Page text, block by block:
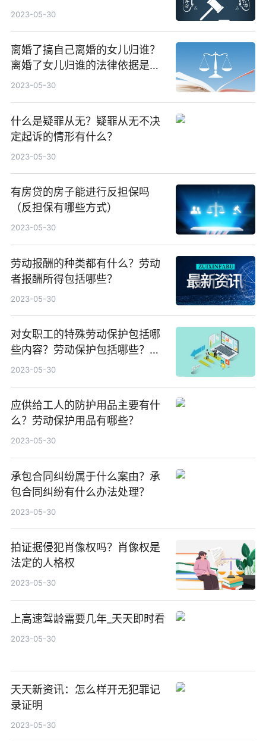
类
2023-05-30
离婚了搞自己离婚的女儿归谁？
离婚了女儿归谁的法律依据是什
么？
2023-05-30
什么是疑罪从无？疑罪从无不决
定起诉的情形有什么？
2023-05-30
有房贷的房子能进行反担保吗
（反担保有哪些方式）
2023-05-30
劳动报酬的种类都有什么？劳动
者报酬所得包括哪些？
2023-05-30
对女职工的特殊劳动保护包括哪
些内容？劳动保护包括哪些？劳
动保护用品有哪些？
2023-05-30
应供给工人的防护用品主要有什
么？劳动保护用品有哪些？
2023-05-30
承包合同纠纷属于什么案由？承
包合同纠纷有什么办法处理？
2023-05-30
拍证据侵犯肖像权吗？肖像权是
法定的人格权
2023-05-30
上高速驾龄需要几年_天天即时看
2023-05-30
天天新资讯：怎么样开无犯罪记
录证明
2023-05-30